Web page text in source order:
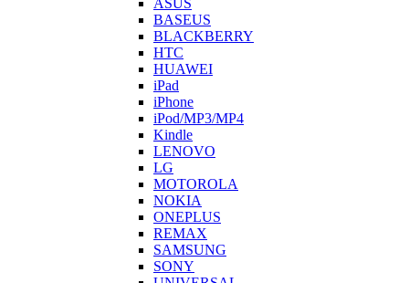
BASEUS
BLACKBERRY
HTC
HUAWEI
iPad
iPhone
iPod/MP3/MP4
Kindle
LENOVO
LG
MOTOROLA
NOKIA
ONEPLUS
REMAX
SAMSUNG
SONY